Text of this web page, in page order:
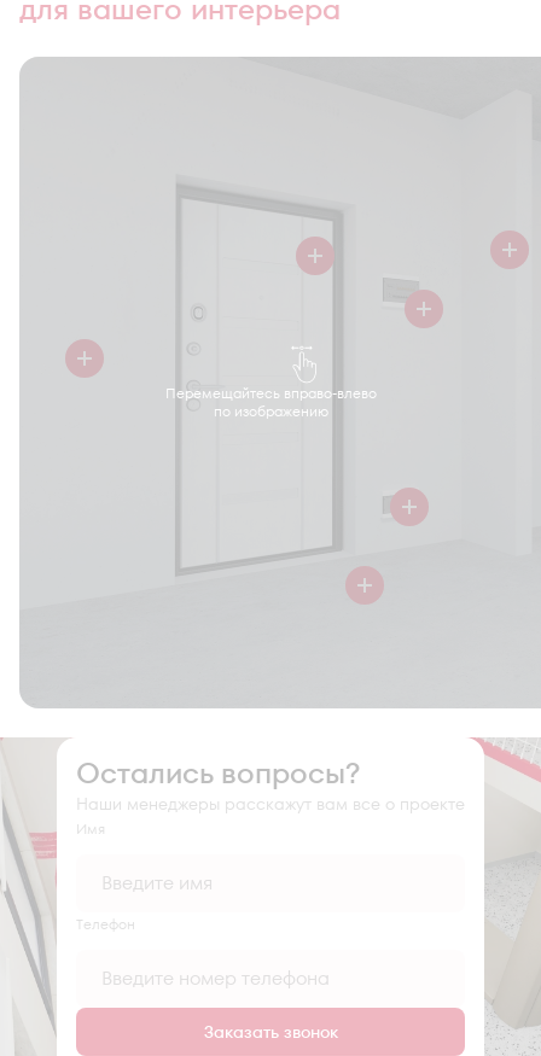
для вашего интерьера
Перемещайтесь вправо-влево
по изображению
Остались вопросы?
Наши менеджеры расскажут вам все о проекте
Имя
Tелефон
Заказать звонок